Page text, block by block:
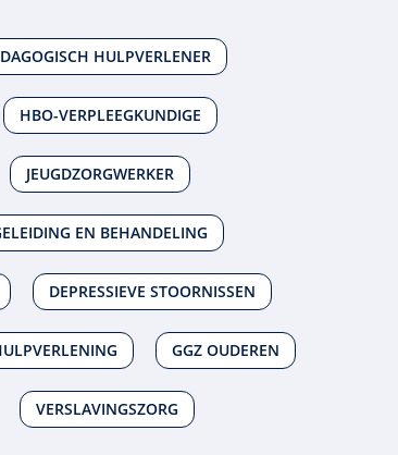
HULPVERLENER
HBO-VERPLEEGKUNDIGE
JEUGDZORGWERKER
EN BEHANDELING
DEPRESSIEVE STOORNISSEN
GGZ OUDEREN
VERSLAVINGSZORG